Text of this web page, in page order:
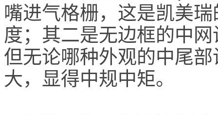
嘴进气格栅，这是凯美
度；其二是无边框的中
但无论哪种外观的中尾
大，显得中规中矩。